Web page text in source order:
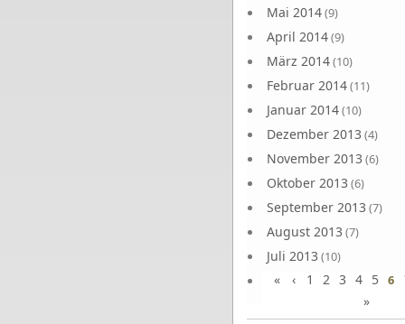
Mai 2014(9)
April 2014(9)
März 2014(10)
Februar 2014(11)
Januar 2014(10)
Dezember 2013 (4)
November 2013 (6)
Oktober 2013 (6)
September 2013 (7)
August 2013 (7)
Juli 2013 (10)
Juni 2013(10)
« ‹ 1 2 3 4 5 6
»